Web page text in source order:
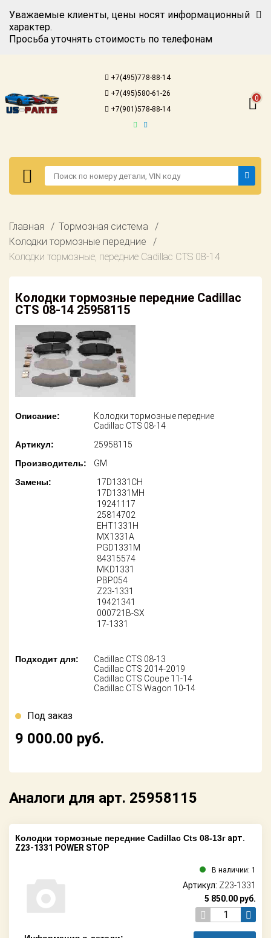
Уважаемые клиенты, цены носят информационный
характер.
Просьба уточнять стоимость по телефонам
+7(495)778-88-14
+7(495)580-61-26
+7(901)578-88-14
0
Авторизация
американских
автомобилей
запросу
техобслуживание
Оплата
Возврат
Поставщикам
Партнерство и
сотрудничество
Акции
Как оформить
Контакты
Регистрация
американских
Онлайн каталоги
- любые
запчасти
Подбор по
запросу
Детали для ТО
Доставка
Главная
Тормозная система
Колодки тормозные передние
Колодки тормозные, передние Cadillac CTS 08-14
Колодки тормозные передние Cadillac
CTS 08-14 25958115
Описание:
Колодки тормозные передние
Cadillac CTS 08-14
Артикул:
25958115
Производитель:
GM
Замены:
17D1331CH
17D1331MH
19241117
25814702
EHT1331H
MX1331A
PGD1331M
84315574
MKD1331
PBP054
Z23-1331
19421341
000721B-SX
17-1331
Подходит для:
Cadillac CTS 08-13
Cadillac CTS 2014-2019
Cadillac CTS Coupe 11-14
Cadillac CTS Wagon 10-14
Под заказ
9 000.00 руб.
Аналоги для арт. 25958115
Колодки тормозные передние Cadillac Cts 08-13г арт.
Z23-1331 POWER STOP
В наличии: 1
Артикул: Z23-1331
5 850.00 руб.